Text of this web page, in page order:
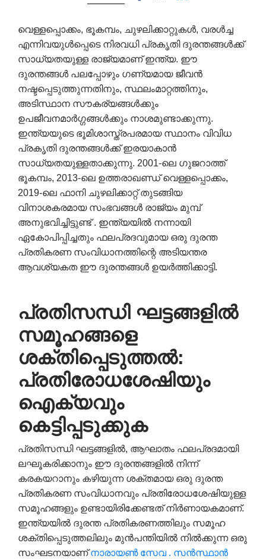
വെള്ളപ്പൊക്കം, ഭൂകമ്പം, ചുഴലിക്കാറ്റുകൾ, വരൾച്ച
എന്നിവയുൾപ്പെടെ നിരവധി പ്രകൃതി ദുരന്തങ്ങൾക്ക്
സാധ്യതയുള്ള രാജ്യമാണ് ഇന്ത്യ. ഈ
ദുരന്തങ്ങൾ പലപ്പോഴും ഗണ്യമായ ജീവൻ
നഷ്ടപ്പെടുത്തുന്നതിനും, സ്ഥലംമാറ്റത്തിനും,
അടിസ്ഥാന സൗകര്യങ്ങൾക്കും
ഉപജീവനമാർഗ്ഗങ്ങൾക്കും നാശമുണ്ടാക്കുന്നു.
ഇന്ത്യയുടെ ഭൂമിശാസ്ത്രപരമായ സ്ഥാനം വിവിധ
പ്രകൃതി ദുരന്തങ്ങൾക്ക് ഇരയാകാൻ
സാധ്യതയുള്ളതാക്കുന്നു. 2001-ലെ ഗുജറാത്ത്
ഭൂകമ്പം, 2013-ലെ ഉത്തരാഖണ്ഡ് വെള്ളപ്പൊക്കം,
2019-ലെ ഫാനി ചുഴലിക്കാറ്റ് തുടങ്ങിയ
വിനാശകരമായ സംഭവങ്ങൾ രാജ്യം മുമ്പ്
അനുഭവിച്ചിട്ടുണ്ട് . ഇന്ത്യയിൽ നന്നായി
ഏകോപിപ്പിച്ചതും ഫലപ്രദവുമായ ഒരു ദുരന്ത
പ്രതികരണ സംവിധാനത്തിന്റെ അടിയന്തര
ആവശ്യകത ഈ ദുരന്തങ്ങൾ ഉയർത്തിക്കാട്ടി.
പ്രതിസന്ധി ഘട്ടങ്ങളിൽ
സമൂഹങ്ങളെ
ശക്തിപ്പെടുത്തൽ:
പ്രതിരോധശേഷിയും
ഐക്യവും
കെട്ടിപ്പടുക്കുക
പ്രതിസന്ധി ഘട്ടങ്ങളിൽ, ആഘാതം ഫലപ്രദമായി
ലഘൂകരിക്കാനും ഈ ദുരന്തങ്ങളിൽ നിന്ന്
കരകയറാനും കഴിയുന്ന ശക്തമായ ഒരു ദുരന്ത
പ്രതികരണ സംവിധാനവും പ്രതിരോധശേഷിയുള്ള
സമൂഹങ്ങളും ഉണ്ടായിരിക്കേണ്ടത് നിർണായകമാണ്.
ഇന്ത്യയിൽ ദുരന്ത പ്രതികരണത്തിലും സമൂഹ
ശക്തിപ്പെടുത്തലിലും മുൻപന്തിയിൽ നിൽക്കുന്ന ഒരു
സംഘടനയാണ്നാരായൺ സേവ . സൻസ്ഥാൻ